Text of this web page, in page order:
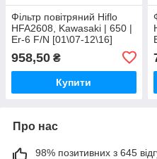
Фільтр повітряний Hiflo
HFA2608, Kawasaki | 650 |
Er-6 F/N [01\07-12\16]
958,50 ₴
Купити
Про нас
98% позитивних з 645